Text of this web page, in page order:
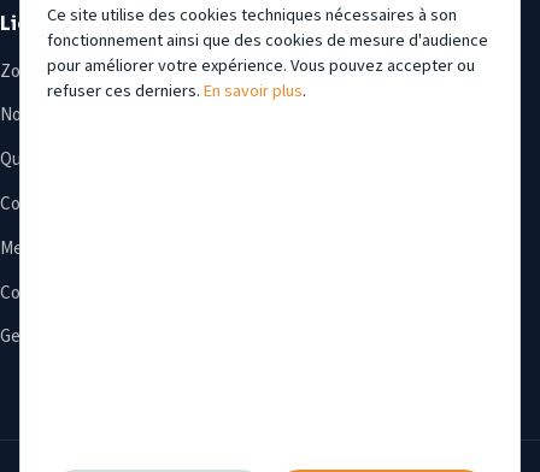
Liens utiles
Zones d’intervention
Notre équipe
Questions fréquentes
Contact & devis
Mentions légales
Confidentialité
Gestion des cookies
Ce site utilise des cookies techniques nécessaires à son
fonctionnement ainsi que des cookies de mesure d'audience
pour améliorer votre expérience. Vous pouvez accepter ou
refuser ces derniers.En savoir plus.